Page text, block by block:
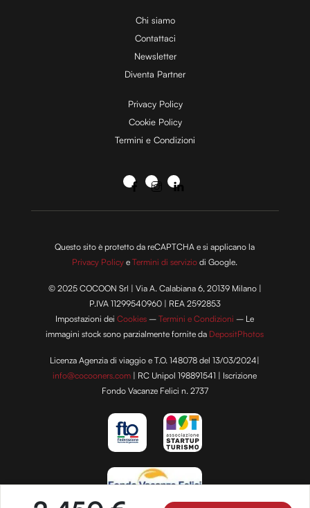
Chi siamo
Contattaci
Newsletter
Diventa Partner
Privacy Policy
Cookie Policy
Termini e Condizioni
Questo sito è protetto da reCAPTCHA e si applicano la
Privacy Policy eTermini di servizio di Google.
© 2025 COCOON Srl | Via A. Calabiana 6, 20139 Milano |
P.IVA 11299540960 | REA 2592853
Impostazioni deiCookies –Termini e Condizioni – Le
immagini stock sono parzialmente fornite da DepositPhotos
Licenza Agenzia di viaggio e T.O. 148078 del 13/03/2024|
info@cocooners.com | RC Unipol 198891541 | Iscrizione
Fondo Vacanze Felici n. 2737